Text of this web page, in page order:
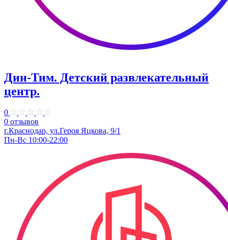
Дин-Тим. Детский развлекательный
центр.
0
0 отзывов
г.Краснодар, ул.Героя Яцкова, 9/1
Пн-Вс 10:00-22:00